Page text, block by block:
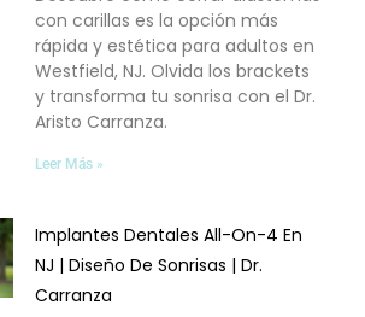
con carillas es la opción más
rápida y estética para adultos en
Westfield, NJ. Olvida los brackets
y transforma tu sonrisa con el Dr.
Aristo Carranza.
Leer Más »
Implantes Dentales All-On-4 En
NJ | Diseño De Sonrisas | Dr.
Carranza